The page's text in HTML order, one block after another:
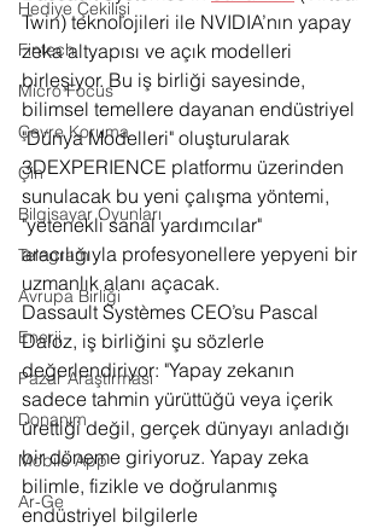
Hediye Çekilişi
Fintech
Micro Focus
Çevre Koruma
Çin
Bilgisayar Oyunları
Telegram
Avrupa Birliği
Enerji
Pazar Araştırması
Donanım
Mobile App
Ar-Ge
Twin) teknolojileri ile NVIDIA’nın yapay
zeka altyapısı ve açık modelleri
birleşiyor. Bu iş birliği sayesinde,
bilimsel temellere dayanan endüstriyel
"Dünya Modelleri" oluşturularak
3DEXPERIENCE platformu üzerinden
sunulacak bu yeni çalışma yöntemi,
"yetenekli sanal yardımcılar"
aracılığıyla profesyonellere yepyeni bir
uzmanlık alanı açacak.
Dassault Systèmes CEO’su Pascal
Daloz, iş birliğini şu sözlerle
değerlendiriyor: "Yapay zekanın
sadece tahmin yürüttüğü veya içerik
ürettiği değil, gerçek dünyayı anladığı
bir döneme giriyoruz. Yapay zeka
bilimle, fizikle ve doğrulanmış
endüstriyel bilgilerle